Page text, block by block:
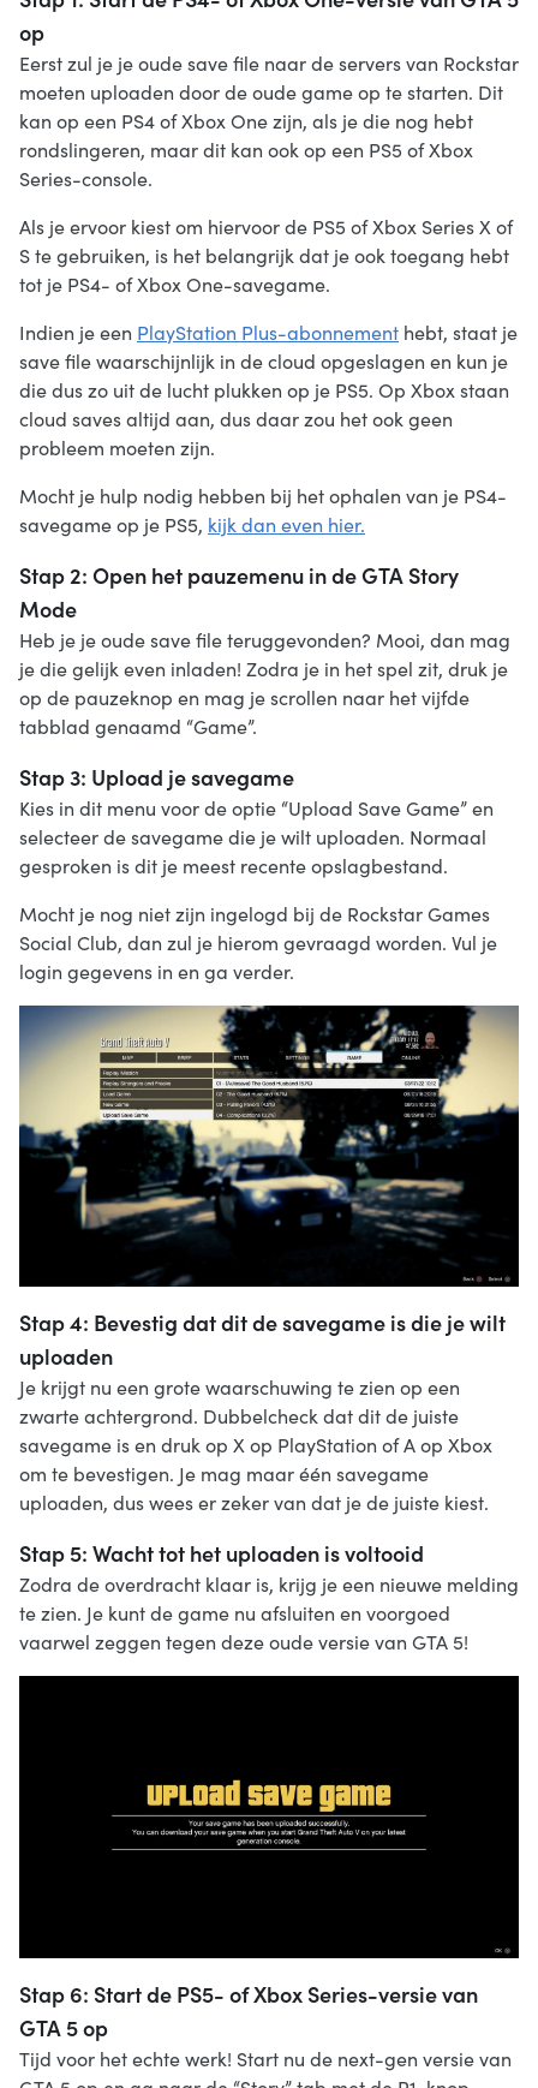
op
Eerst zul je je oude save file naar de servers van Rockstar
moeten uploaden door de oude game op te starten. Dit
kan op een PS4 of Xbox One zijn, als je die nog hebt
rondslingeren, maar dit kan ook op een PS5 of Xbox
Series-console.
Als je ervoor kiest om hiervoor de PS5 of Xbox Series X of
S te gebruiken, is het belangrijk dat je ook toegang hebt
tot je PS4- of Xbox One-savegame.
Indien je een PlayStation Plus-abonnement hebt, staat je
save file waarschijnlijk in de cloud opgeslagen en kun je
die dus zo uit de lucht plukken op je PS5. Op Xbox staan
cloud saves altijd aan, dus daar zou het ook geen
probleem moeten zijn.
Mocht je hulp nodig hebben bij het ophalen van je PS4-
savegame op je PS5, kijk dan even hier.
Stap 2: Open het pauzemenu in de GTA Story
Mode
Heb je je oude save file teruggevonden? Mooi, dan mag
je die gelijk even inladen! Zodra je in het spel zit, druk je
op de pauzeknop en mag je scrollen naar het vijfde
tabblad genaamd “Game”.
Stap 3: Upload je savegame
Kies in dit menu voor de optie “Upload Save Game” en
selecteer de savegame die je wilt uploaden. Normaal
gesproken is dit je meest recente opslagbestand.
Mocht je nog niet zijn ingelogd bij de Rockstar Games
Social Club, dan zul je hierom gevraagd worden. Vul je
login gegevens in en ga verder.
Stap 4: Bevestig dat dit de savegame is die je wilt
uploaden
Je krijgt nu een grote waarschuwing te zien op een
zwarte achtergrond. Dubbelcheck dat dit de juiste
savegame is en druk op X op PlayStation of A op Xbox
om te bevestigen. Je mag maar één savegame
uploaden, dus wees er zeker van dat je de juiste kiest.
Stap 5: Wacht tot het uploaden is voltooid
Zodra de overdracht klaar is, krijg je een nieuwe melding
te zien. Je kunt de game nu afsluiten en voorgoed
vaarwel zeggen tegen deze oude versie van GTA 5!
Stap 6: Start de PS5- of Xbox Series-versie van
GTA 5 op
Tijd voor het echte werk! Start nu de next-gen versie van